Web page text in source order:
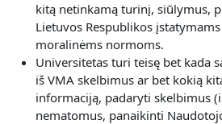
kitą netinkamą turinį, siūlymus,
Lietuvos Respublikos
moralinėms normoms.
Universitetas turi teisę bet kada
iš VMA skelbimus ar bet kokią
informaciją, padaryti skelbimus
nematomus, panaikinti